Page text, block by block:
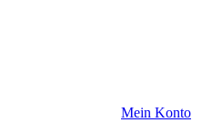
Mein Konto